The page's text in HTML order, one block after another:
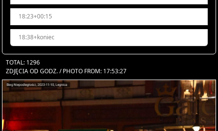
18:23+00:15
18:38+koniec
TOTAL: 1296
ZDJĘCIA OD GODZ. / PHOTO FROM: 17:53:27